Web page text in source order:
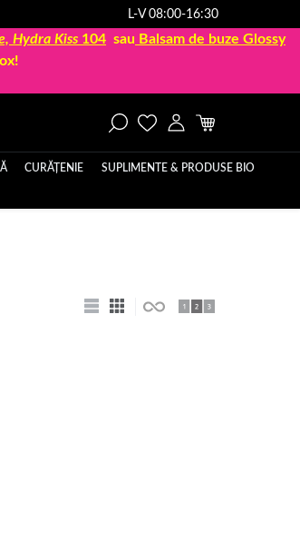
L-V 08:00-16:30
Hydra Kiss 104 sau Balsam de buze Glossy
CURĂȚENIE SUPLIMENTE & PRODUSE BIO